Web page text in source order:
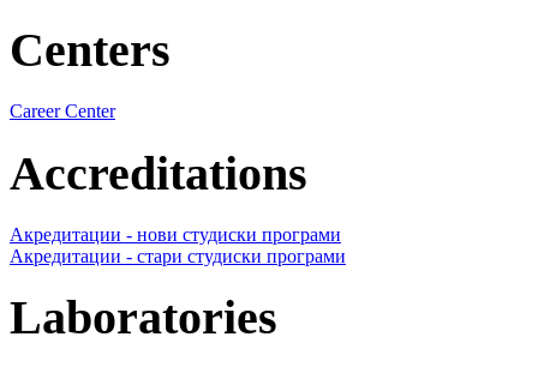
Centers
Career Center
Accreditations
Акредитации - нови студиски програми
Акредитации - стари студиски програми
Laboratories